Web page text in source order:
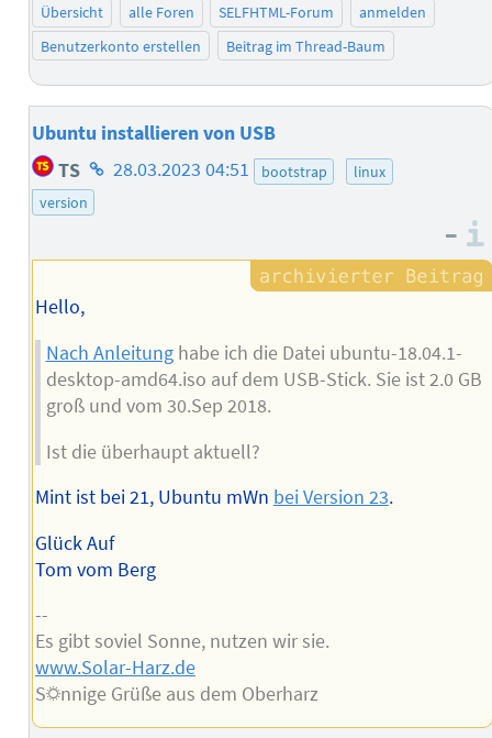
Übersicht alle Foren SELFHTML-Forum
anmelden
Benutzerkonto erstellen
Beitrag im Thread-Baum
Ubuntu installieren von USB
TS Homepage
des
28.03.2023 04:51 bootstrap
linux
version
–
Hello,
Nach Anleitunghabe ich die Datei ubuntu-18.04.1-
desktop-amd64.iso auf dem USB-Stick. Sie ist 2.0 GB
groß und vom 30.Sep 2018.
Ist die überhaupt aktuell?
Mint ist bei 21, Ubuntu mWn bei Version 23.
Glück Auf
Tom vom Berg
--
Es gibt soviel Sonne, nutzen wir sie.
www.Solar-Harz.de
S☼nnige Grüße aus dem Oberharz